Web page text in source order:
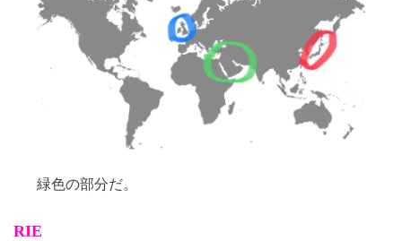
緑色の部分だ。
RIE